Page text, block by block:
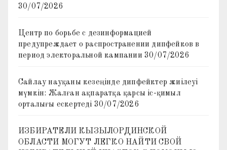
30/07/2026
Центр по борьбе с дезинформацией
предупреждает о распространении дипфейков в
период электоральной кампании 30/07/2026
Сайлау науқаны кезеңінде дипфейктер жиілеуі
мүмкін: Жалған ақпаратқа қарсы іс-қимыл
орталығы ескертеді 30/07/2026
ИЗБИРАТЕЛИ КЫЗЫЛОРДИНСКОЙ
ОБЛАСТИ МОГУТ ЛЕГКО НАЙТИ СВОЙ